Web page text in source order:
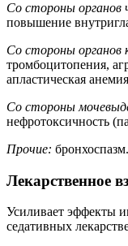
Со стороны органов
повышение
Со стороны органов
тромбоцитопения,
апластическая
Со стороны
нефротоксичность
Прочие: бронхоспазм.
Лекарственное
Усиливает эффекты
седативных